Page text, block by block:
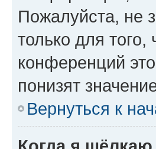
Пожалуйста, не
только для
конференций
понизят
Вернуться к